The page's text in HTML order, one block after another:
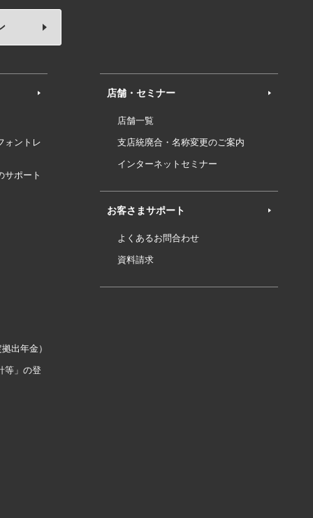
ォントレ
サポート
出年金）
等」の登
店舗・セミナー
店舗一覧
支店統廃合・名称変更のご案内
インターネットセミナー
お客さまサポート
よくあるお問合わせ
資料請求